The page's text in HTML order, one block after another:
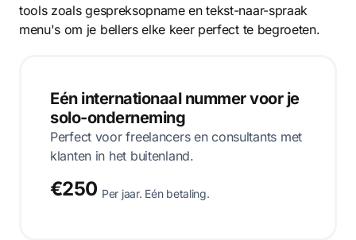
tools zoals gespreksopname en tekst-naar-spraak
menu's om je bellers elke keer perfect te begroeten.
Eén internationaal nummer voor je
solo-onderneming
Perfect voor freelancers en consultants met
klanten in het buitenland.
€250 Per jaar. Eén betaling.